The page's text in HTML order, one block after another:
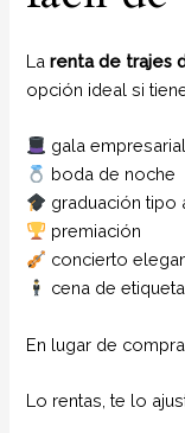
Larenta de trajes
opción ideal si
gala empresarial
boda de noche
graduación tipo
premiación
concierto
cena de etiqueta
En lugar de
Lo rentas, te lo